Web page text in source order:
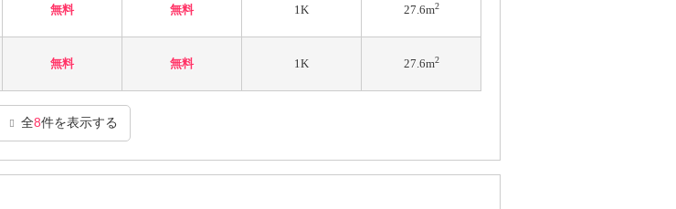
無料 無料 1K 27.6m2
無料 無料 1K 27.6m2
全8件を表示する